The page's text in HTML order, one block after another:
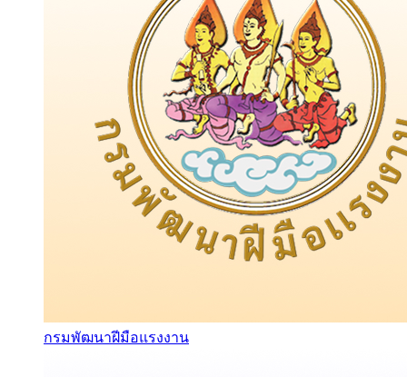
กรมพัฒนาฝีมือแรงงาน